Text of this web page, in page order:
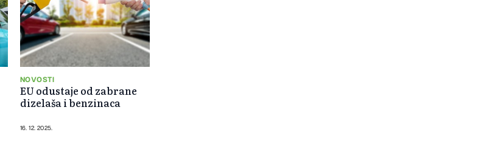
NOVOSTI
EU odustaje od zabrane
dizelaša i benzinaca
16. 12. 2025.